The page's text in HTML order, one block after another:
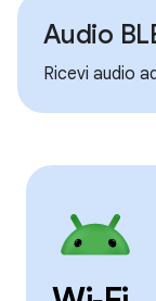
Audio
Ricevi audio